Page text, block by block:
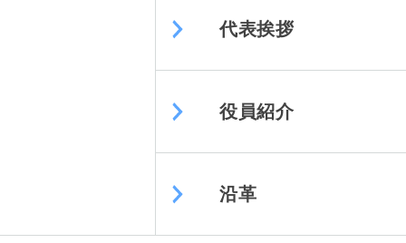
代表挨拶
役員紹介
沿革